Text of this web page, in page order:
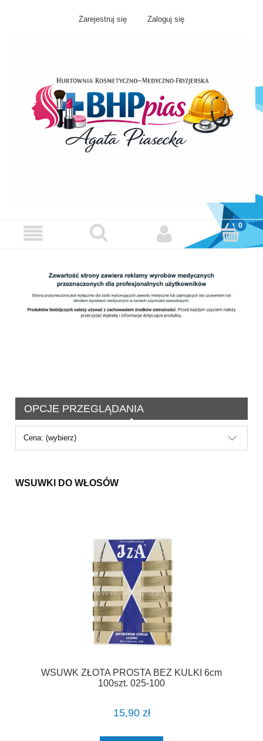
Zarejestruj się Zaloguj się
OPCJE PRZEGLĄDANIA
Cena: (wybierz)
WSUWKI DO WŁOSÓW
WSUWK ZŁOTA PROSTA BEZ KULKI 6cm
100szt. 025-100
15,90 zł